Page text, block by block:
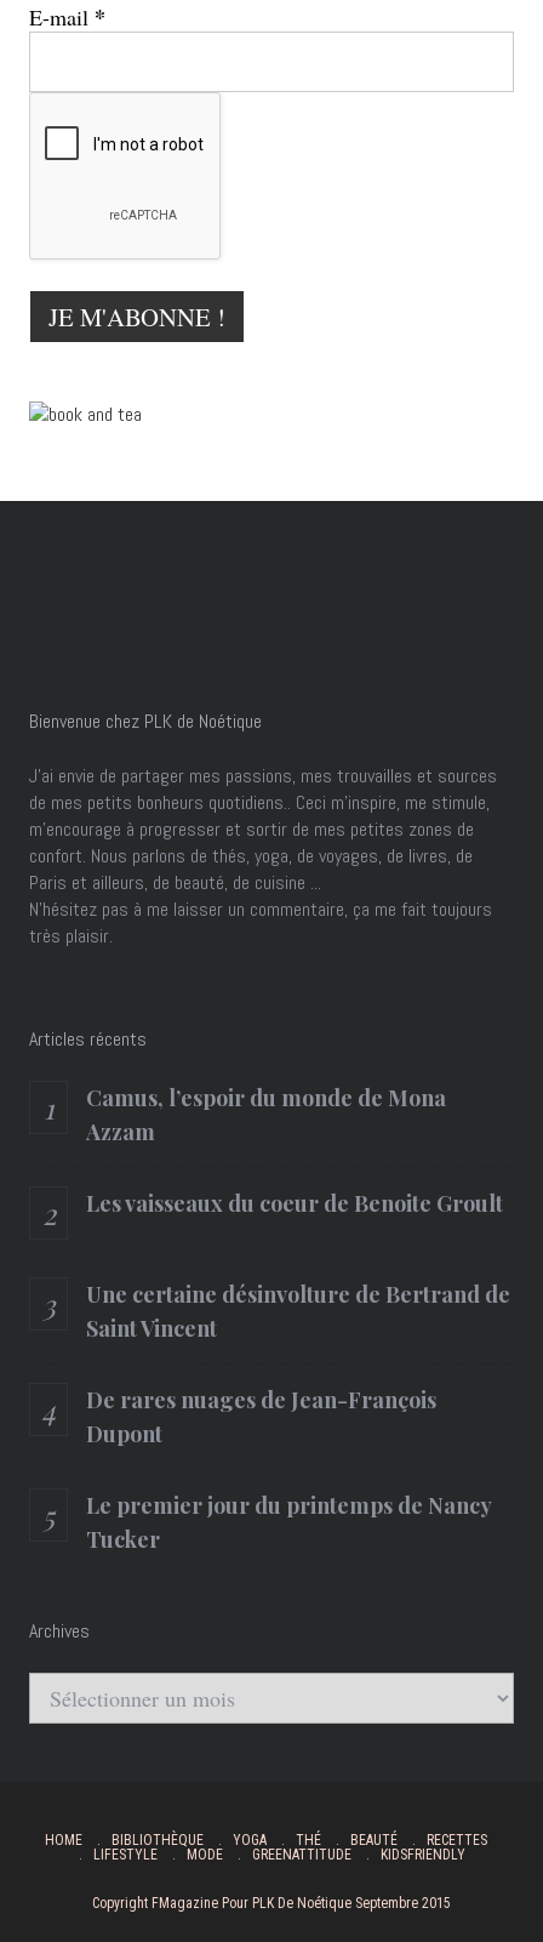
E-mail *
Bienvenue chez PLK de Noétique
J’ai envie de partager mes passions, mes trouvailles et sources
de mes petits bonheurs quotidiens.. Ceci m'inspire, me stimule,
m'encourage à progresser et sortir de mes petites zones de
confort. Nous parlons de thés, yoga, de voyages, de livres, de
Paris et ailleurs, de beauté, de cuisine ...
N'hésitez pas à me laisser un commentaire, ça me fait toujours
très plaisir.
Articles récents
Camus, l’espoir du monde de Mona
Azzam
Les vaisseaux du coeur de Benoite Groult
Une certaine désinvolture de Bertrand de
Saint Vincent
De rares nuages de Jean-François
Dupont
Le premier jour du printemps de Nancy
Tucker
Archives
Archives
HOME BIBLIOTHÈQUE YOGA THÉ BEAUTÉ
RECETTES
LIFESTYLE
MODE GREENATTITUDE KIDSFRIENDLY
Copyright FMagazine Pour PLK De Noétique Septembre 2015